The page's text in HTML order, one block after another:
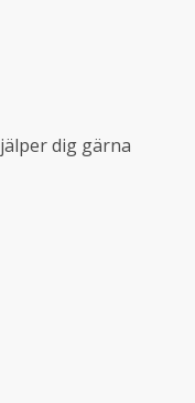
dig gärna